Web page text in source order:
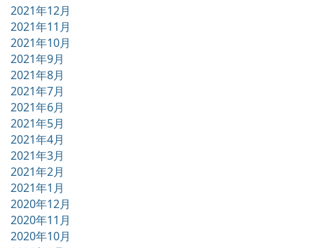
2021年12月
2021年11月
2021年10月
2021年9月
2021年8月
2021年7月
2021年6月
2021年5月
2021年4月
2021年3月
2021年2月
2021年1月
2020年12月
2020年11月
2020年10月